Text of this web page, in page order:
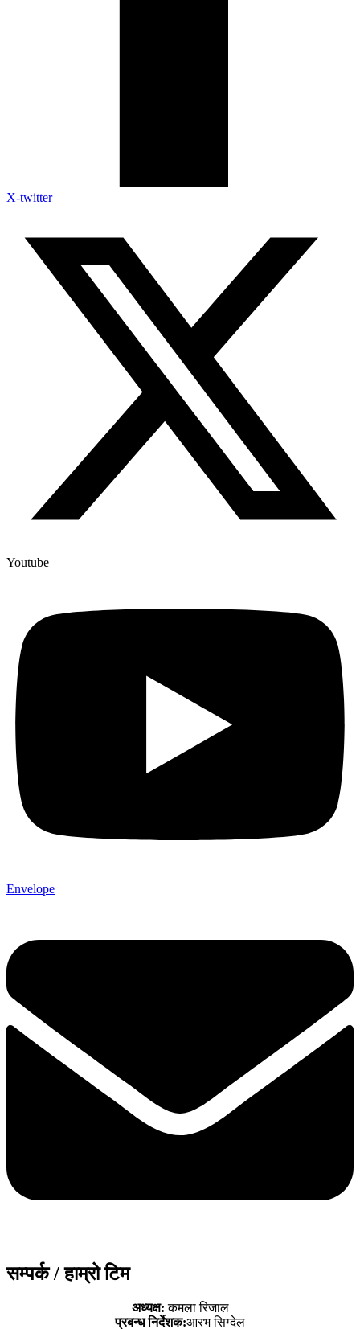
X-twitter
Youtube
Envelope
सम्पर्क / हाम्रो टिम
अध्यक्ष:कमला रिजाल
प्रबन्ध निर्देशक:आरभ सिग्देल